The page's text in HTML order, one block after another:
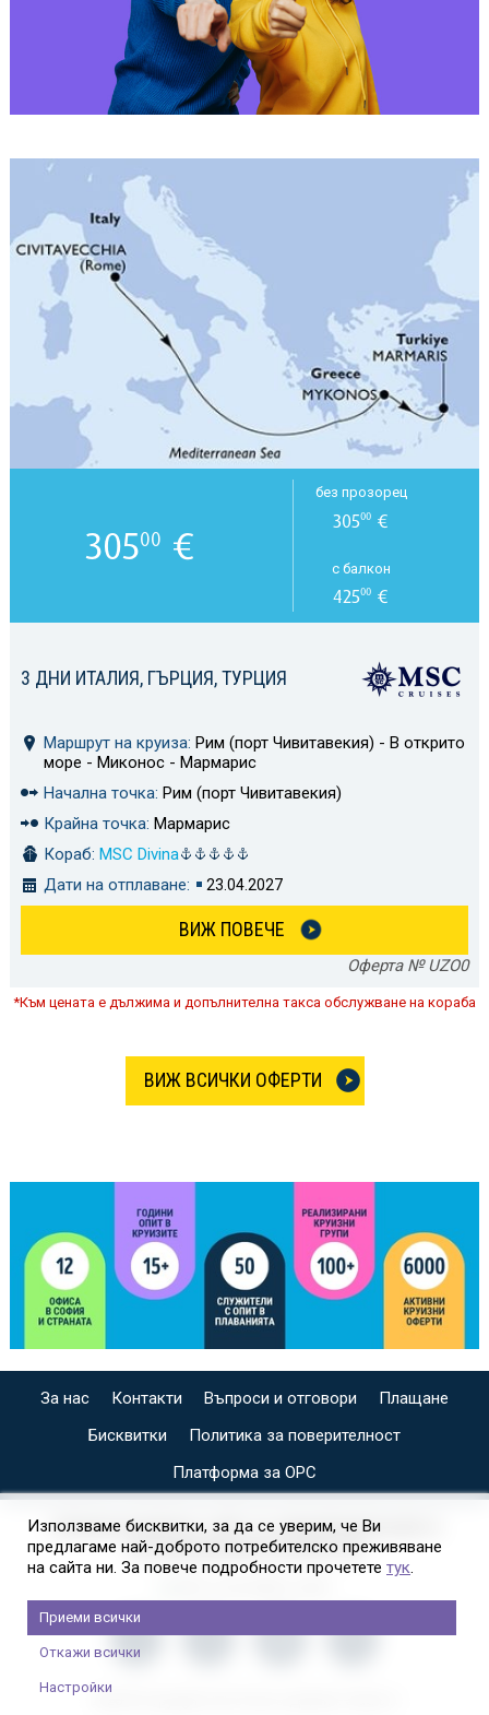
3 ДНИ ИТАЛИЯ, ГЪРЦИЯ, ТУРЦИЯ
Маршрут на круиза: Рим (порт Чивитавекия) - В открито
море - Миконос - Мармарис
Начална точка: Рим (порт Чивитавекия)
Крайна точка: Мармарис
Кораб: MSC Divina
Дати на отплаване:
23.04.2027
ВИЖ ПОВЕЧЕ
Оферта № UZO0
30500 €
без прозорец
30500 €
с балкон
42500 €
*Към цената е дължима и допълнителна такса обслужване на кораба
ВИЖ ВСИЧКИ ОФЕРТИ
За нас Контакти Въпроси и отговори
Плащане
Бисквитки
Политика за поверителност
Платформа за ОРС
СПЕЦИАЛИЗИРАН САЙТ ЗА ИНДИВИДУАЛНИ И
ОРГАНИЗИРАНИ КРУИЗИ НА
Използваме бисквитки, за да се уверим, че Ви
предлагаме най-доброто потребителско преживяване
на сайта ни. За повече подробности прочетете тук.
Приеми всички
Откажи всички
Настройки